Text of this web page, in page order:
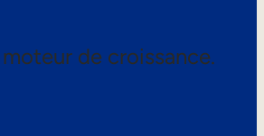
de croissance.